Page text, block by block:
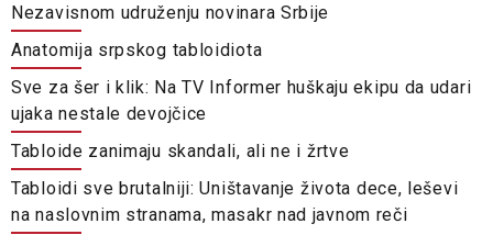
Nezavisnom udruženju novinara Srbije
Anatomija srpskog tabloidiota
Sve za šer i klik: Na TV Informer huškaju ekipu da udari
ujaka nestale devojčice
Tabloide zanimaju skandali, ali ne i žrtve
Tabloidi sve brutalniji: Uništavanje života dece, leševi
na naslovnim stranama, masakr nad javnom reči